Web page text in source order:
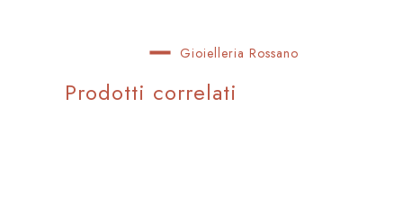
Gioielleria Rossano
Prodotti correlati